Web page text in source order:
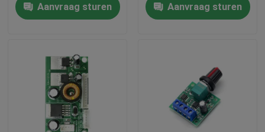
Over Ons
Fabriekstour
Aanvraag sturen Aanvraag sturen